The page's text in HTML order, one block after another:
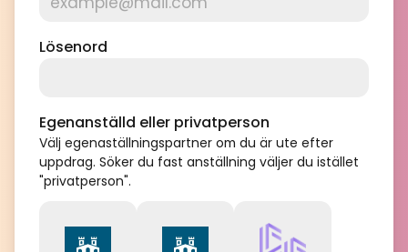
Lösenord
Egenanställd eller privatperson
Välj egenaställningspartner om du är ute efter
uppdrag. Söker du fast anställning väljer du istället
"privatperson".